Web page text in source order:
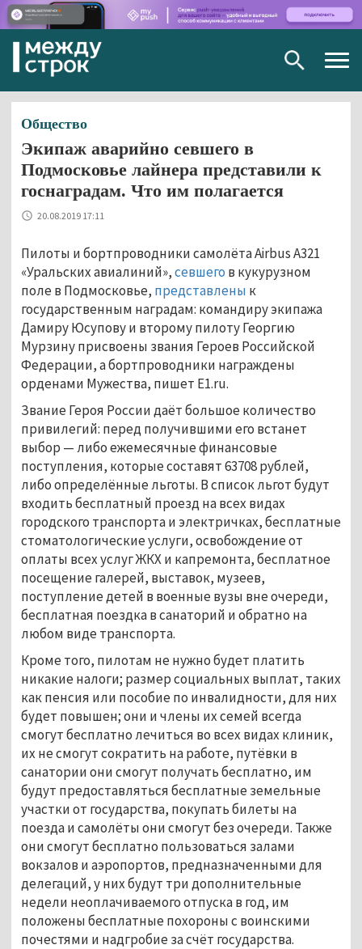
Общество
Экипаж аварийно севшего в
Подмосковье лайнера представили к
госнаградам. Что им полагается
20.08.2019 17:11
Пилоты и бортпроводники самолёта Airbus A321
«Уральских авиалиний»,севшего в кукурузном
поле в Подмосковье, представлены к
государственным наградам: командиру экипажа
Дамиру Юсупову и второму пилоту Георгию
Мурзину присвоены звания Героев Российской
Федерации, а бортпроводники награждены
орденами Мужества, пишет E1.ru.
Звание Героя России даёт большое количество
привилегий: перед получившими его встанет
выбор — либо ежемесячные финансовые
поступления, которые составят 63708 рублей,
либо определённые льготы. В список льгот будут
входить бесплатный проезд на всех видах
городского транспорта и электричках, бесплатные
стоматологические услуги, освобождение от
оплаты всех услуг ЖКХ и капремонта, бесплатное
посещение галерей, выставок, музеев,
поступление детей в военные вузы вне очереди,
бесплатная поездка в санаторий и обратно на
любом виде транспорта.
Кроме того, пилотам не нужно будет платить
никакие налоги; размер социальных выплат, таких
как пенсия или пособие по инвалидности, для них
будет повышен; они и члены их семей всегда
смогут бесплатно лечиться во всех видах клиник,
их не смогут сократить на работе, путёвки в
санатории они смогут получать бесплатно, им
будут предоставляться бесплатные земельные
участки от государства, покупать билеты на
поезда и самолёты они смогут без очереди. Также
они смогут бесплатно пользоваться залами
вокзалов и аэропортов, предназначенными для
делегаций, у них будут три дополнительные
недели неоплачиваемого отпуска в год, им
положены бесплатные похороны с воинскими
почестями и надгробие за счёт государства.